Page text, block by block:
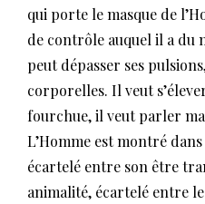
qui porte le masque de
de contrôle auquel il a du
peut dépasser ses
corporelles. Il veut
fourchue, il veut parler
L’Homme est montré
écartelé entre son être
animalité, écartelé entre